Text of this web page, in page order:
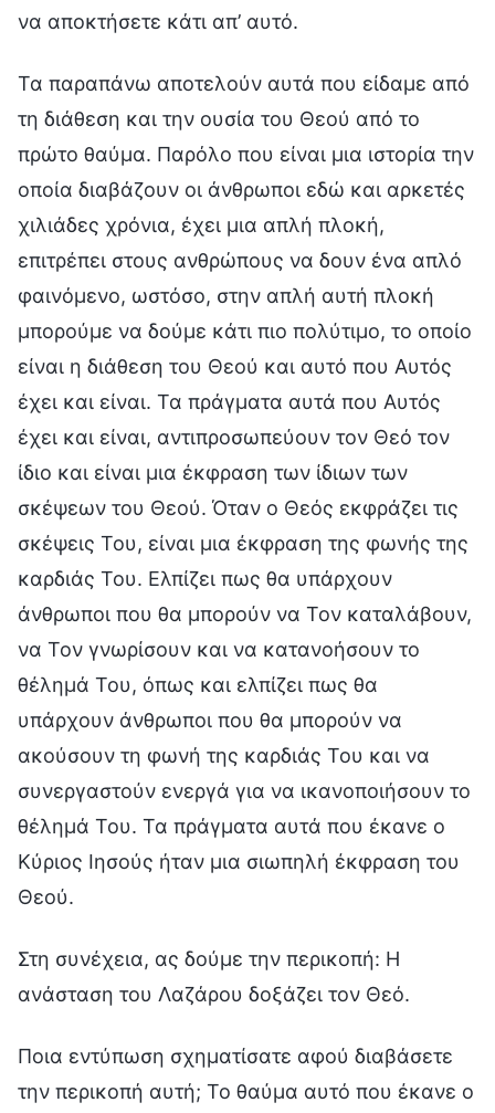
να αποκτήσετε κάτι απ’ αυτό.
Τα παραπάνω αποτελούν αυτά που είδαμε από
τη διάθεση και την ουσία του Θεού από το
πρώτο θαύμα. Παρόλο που είναι μια ιστορία την
οποία διαβάζουν οι άνθρωποι εδώ και αρκετές
χιλιάδες χρόνια, έχει μια απλή πλοκή,
επιτρέπει στους ανθρώπους να δουν ένα απλό
φαινόμενο, ωστόσο, στην απλή αυτή πλοκή
μπορούμε να δούμε κάτι πιο πολύτιμο, το οποίο
είναι η διάθεση του Θεού και αυτό που Αυτός
έχει και είναι. Τα πράγματα αυτά που Αυτός
έχει και είναι, αντιπροσωπεύουν τον Θεό τον
ίδιο και είναι μια έκφραση των ίδιων των
σκέψεων του Θεού. Όταν ο Θεός εκφράζει τις
σκέψεις Του, είναι μια έκφραση της φωνής της
καρδιάς Του. Ελπίζει πως θα υπάρχουν
άνθρωποι που θα μπορούν να Τον καταλάβουν,
να Τον γνωρίσουν και να κατανοήσουν το
θέλημά Του, όπως και ελπίζει πως θα
υπάρχουν άνθρωποι που θα μπορούν να
ακούσουν τη φωνή της καρδιάς Του και να
συνεργαστούν ενεργά για να ικανοποιήσουν το
θέλημά Του. Τα πράγματα αυτά που έκανε ο
Κύριος Ιησούς ήταν μια σιωπηλή έκφραση του
Θεού.
Στη συνέχεια, ας δούμε την περικοπή: Η
ανάσταση του Λαζάρου δοξάζει τον Θεό.
Ποια εντύπωση σχηματίσατε αφού διαβάσετε
την περικοπή αυτή; Το θαύμα αυτό που έκανε ο